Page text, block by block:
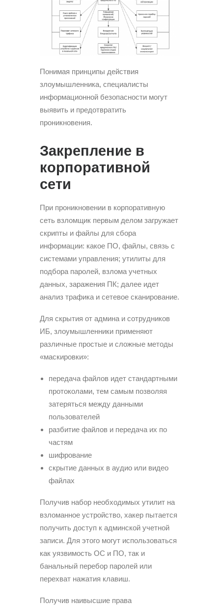
Понимая принципы действия
злоумышленника, специалисты
информационной безопасности могут
выявить и предотвратить
проникновения.
Закрепление в
корпоративной
сети
При проникновении в корпоративную
сеть взломщик первым делом загружает
скрипты и файлы для сбора
информации: какое ПО, файлы, связь с
системами управления; утилиты для
подбора паролей, взлома учетных
данных, заражения ПК; далее идет
анализ трафика и сетевое сканирование.
Для скрытия от админа и сотрудников
ИБ, злоумышленники применяют
различные простые и сложные методы
«маскировки»:
передача файлов идет стандартными
протоколами, тем самым позволяя
затеряться между данными
пользователей
разбитие файлов и передача их по
частям
шифрование
скрытие данных в аудио или видео
файлах
Получив набор необходимых утилит на
взломанное устройство, хакер пытается
получить доступ к админской учетной
записи. Для этого могут использоваться
как уязвимость ОС и ПО, так и
банальный перебор паролей или
перехват нажатия клавиш.
Получив наивысшие права